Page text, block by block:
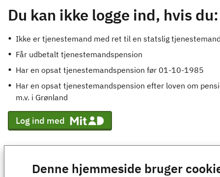
Denne hjemmeside bruger
Du kan ikke logge ind, hvis du:
Ikke er tjenestemand med ret til en statslig
Får udbetalt tjenestemandspension
Har en opsat tjenestemandspension før 01-10-1985
Har en opsat tjenestemandspension efter loven om
m.v. i Grønland
Log ind med